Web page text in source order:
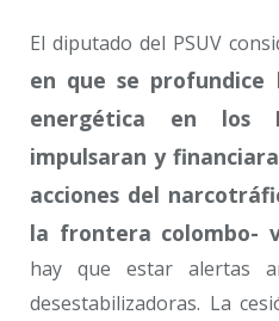
El diputado del PSUV
en que se profundice
energética en los
impulsaran y
acciones del
la frontera colombo-
hay que estar alertas
desestabilizadoras. La